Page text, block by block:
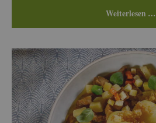
Wei­ter­le­sen …